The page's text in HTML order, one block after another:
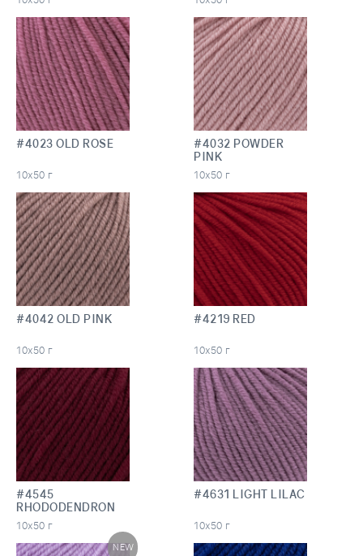
#4023 OLD ROSE
10х50 г
#4032 POWDER
PINK
10х50 г
#4042 OLD PINK
10х50 г
#4219 RED
10х50 г
#4545
RHODODENDRON
10х50 г
#4631 LIGHT LILAC
10х50 г
NEW